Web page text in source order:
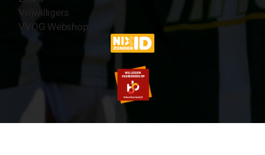
Vrijwilligers
VVOG Webshop